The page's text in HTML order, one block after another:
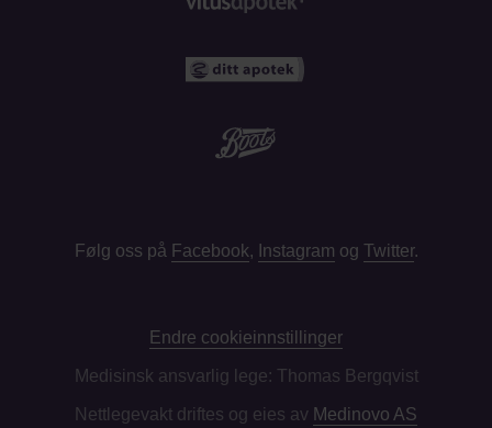
Følg oss på Facebook, Instagram og Twitter.
Endre cookieinnstillinger
Medisinsk ansvarlig lege: Thomas Bergqvist
Nettlegevakt driftes og eies av Medinovo AS